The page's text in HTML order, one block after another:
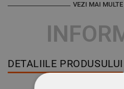
VEZI MAI MULTE
DETALIILE PRODUSULUI